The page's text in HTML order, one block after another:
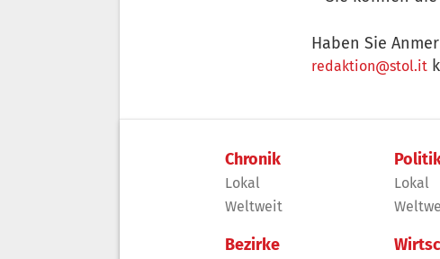
Haben Sie
redaktion@stol.it
Chronik
Lokal
Weltweit
Bezirke
Lokal